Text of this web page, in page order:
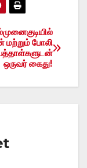
போலி
ஒருவர் கைது!